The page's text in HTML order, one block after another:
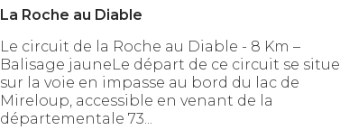
La Roche au Diable
Le circuit de la Roche au Diable - 8 Km –
Balisage jauneLe départ de ce circuit se situe
sur la voie en impasse au bord du lac de
Mireloup, accessible en venant de la
départementale 73...